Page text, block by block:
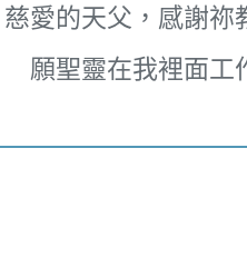
慈愛的天父，感謝祢
願聖靈在我裡面工